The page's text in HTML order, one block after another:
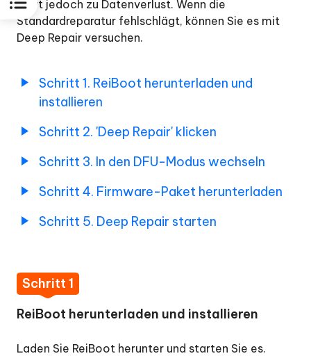
führt jedoch zu Datenverlust. Wenn die
Standardreparatur fehlschlägt, können Sie es mit
Deep Repair versuchen.
Schritt 1. ReiBoot herunterladen und
installieren
Schritt 2. 'Deep Repair' klicken
Schritt 3. In den DFU-Modus wechseln
Schritt 4. Firmware-Paket herunterladen
Schritt 5. Deep Repair starten
Schritt 1
ReiBoot herunterladen und installieren
Laden Sie ReiBoot herunter und starten Sie es.